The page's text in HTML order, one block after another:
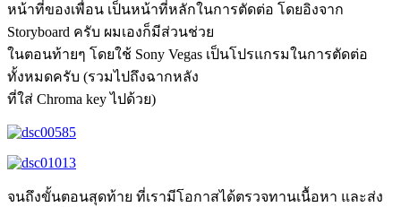
หน้าที่ของเพื่อน เป็นหน้าที่หลักในการตัดต่อ โดยอิงจาก
Storyboard ครับ ผมเองก็มีส่วนช่วย
ในตอนท้ายๆ โดยใช้ Sony Vegas เป็นโปรแกรมในการตัดต่อ
ทั้งหมดครับ (รวมไปถึงฉากหลัง
ที่ใส่ Chroma key ไปด้วย)
จนถึงขั้นตอนสุดท้าย ที่เรามีโอกาสได้ตรวจทานเนื้อหา และส่ง